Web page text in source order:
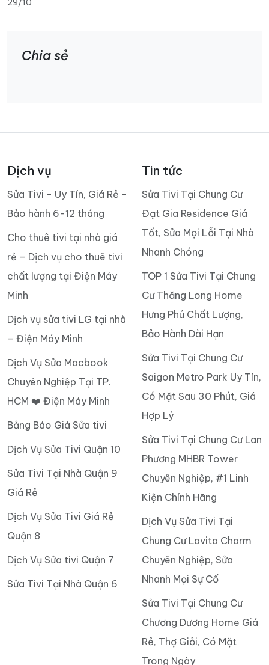
29/10
Chia sẻ
Dịch vụ
Sửa Tivi - Uy Tín, Giá Rẻ -
Bảo hành 6-12 tháng
Cho thuê tivi tại nhà giá
rẻ – Dịch vụ cho thuê tivi
chất lượng tại Điện Máy
Minh
Dịch vụ sửa tivi LG tại nhà
– Điện Máy Minh
Dịch Vụ Sửa Macbook
Chuyên Nghiệp Tại TP.
HCM ❤️ Điện Máy Minh
Bảng Báo Giá Sửa tivi
Dịch Vụ Sửa Tivi Quận 10
Sửa Tivi Tại Nhà Quận 9
Giá Rẻ
Dịch Vụ Sửa Tivi Giá Rẻ
Quận 8
Dịch Vụ Sửa tivi Quận 7
Sửa Tivi Tại Nhà Quận 6
Tin tức
Sửa Tivi Tại Chung Cư
Đạt Gia Residence Giá
Tốt, Sửa Mọi Lỗi Tại Nhà
Nhanh Chóng
TOP 1 Sửa Tivi Tại Chung
Cư Thăng Long Home
Hưng Phú Chất Lượng,
Bảo Hành Dài Hạn
Sửa Tivi Tại Chung Cư
Saigon Metro Park Uy Tín,
Có Mặt Sau 30 Phút, Giá
Hợp Lý
Sửa Tivi Tại Chung Cư Lan
Phương MHBR Tower
Chuyên Nghiệp, #1 Linh
Kiện Chính Hãng
Dịch Vụ Sửa Tivi Tại
Chung Cư Lavita Charm
Chuyên Nghiệp, Sửa
Nhanh Mọi Sự Cố
Sửa Tivi Tại Chung Cư
Chương Dương Home Giá
Rẻ, Thợ Giỏi, Có Mặt
Trong Ngày